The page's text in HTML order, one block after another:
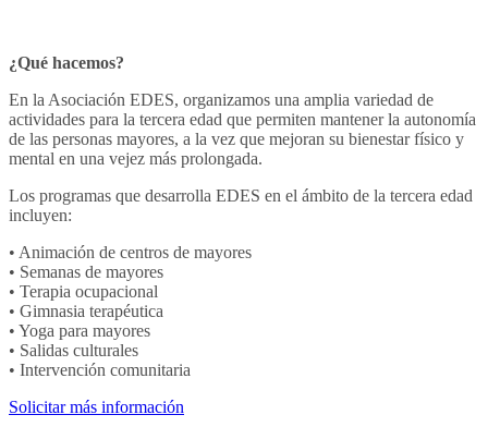
¿Qué hacemos?
En la Asociación EDES, organizamos una amplia variedad de
actividades para la tercera edad que permiten mantener la autonomía
de las personas mayores, a la vez que mejoran su bienestar físico y
mental en una vejez más prolongada.
Los programas que desarrolla EDES en el ámbito de la tercera edad
incluyen:
• Animación de centros de mayores
• Semanas de mayores
• Terapia ocupacional
• Gimnasia terapéutica
• Yoga para mayores
• Salidas culturales
• Intervención comunitaria
Solicitar más información